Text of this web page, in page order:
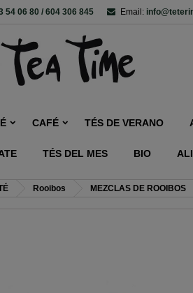
54 06 80 / 604 306 845 Email:
CAFÉ TÉS DE VERANO
TÉS DEL MES BIO
Rooibos MEZCLAS DE ROOIBOS